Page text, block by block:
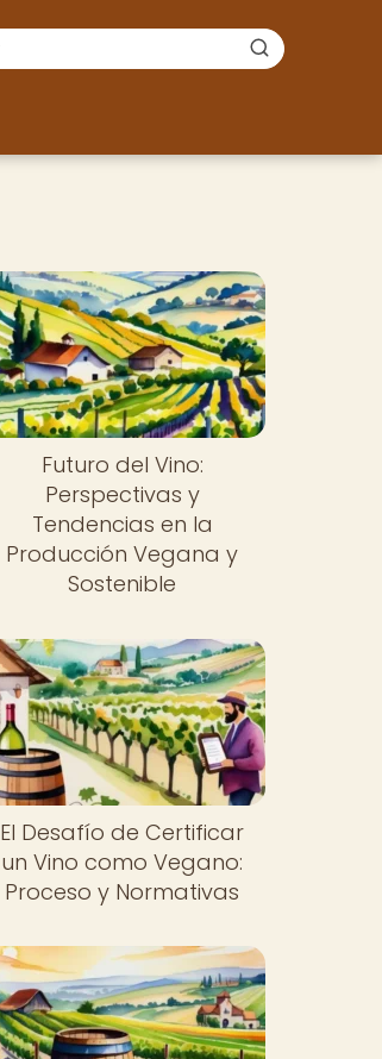
Futuro del Vino:
Perspectivas y
Tendencias en la
Producción Vegana y
Sostenible
El Desafío de Certificar
un Vino como Vegano:
Proceso y Normativas